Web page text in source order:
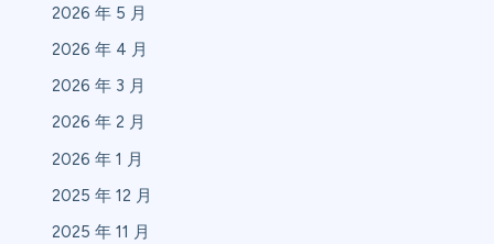
2026 年 5 月
2026 年 4 月
2026 年 3 月
2026 年 2 月
2026 年 1 月
2025 年 12 月
2025 年 11 月